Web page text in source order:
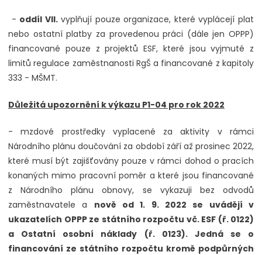
- oddíl VII.vyplňují pouze organizace, které vyplácejí plat
nebo ostatní platby za provedenou práci (dále jen OPPP)
financované pouze z projektů ESF, které jsou vyjmuté z
limitů regulace zaměstnanosti RgŠ a financované z kapitoly
333 - MŠMT.
Důležitá upozornění k výkazu P1-04 pro rok 2022
- mzdové prostředky vyplacené za aktivity v rámci
Národního plánu doučování za období září až prosinec 2022,
které musí být zajišťovány pouze v rámci dohod o pracích
konaných mimo pracovní poměr a které jsou financované
z Národního plánu obnovy, se vykazuji bez odvodů
zaměstnavatele a nově od 1. 9. 2022 se uvádějí v
ukazatelích OPPP ze státního rozpočtu vč. ESF (ř. 0122)
a Ostatní osobní náklady (ř. 0123). Jedná se o
financování ze státního rozpočtu kromě podpůrných